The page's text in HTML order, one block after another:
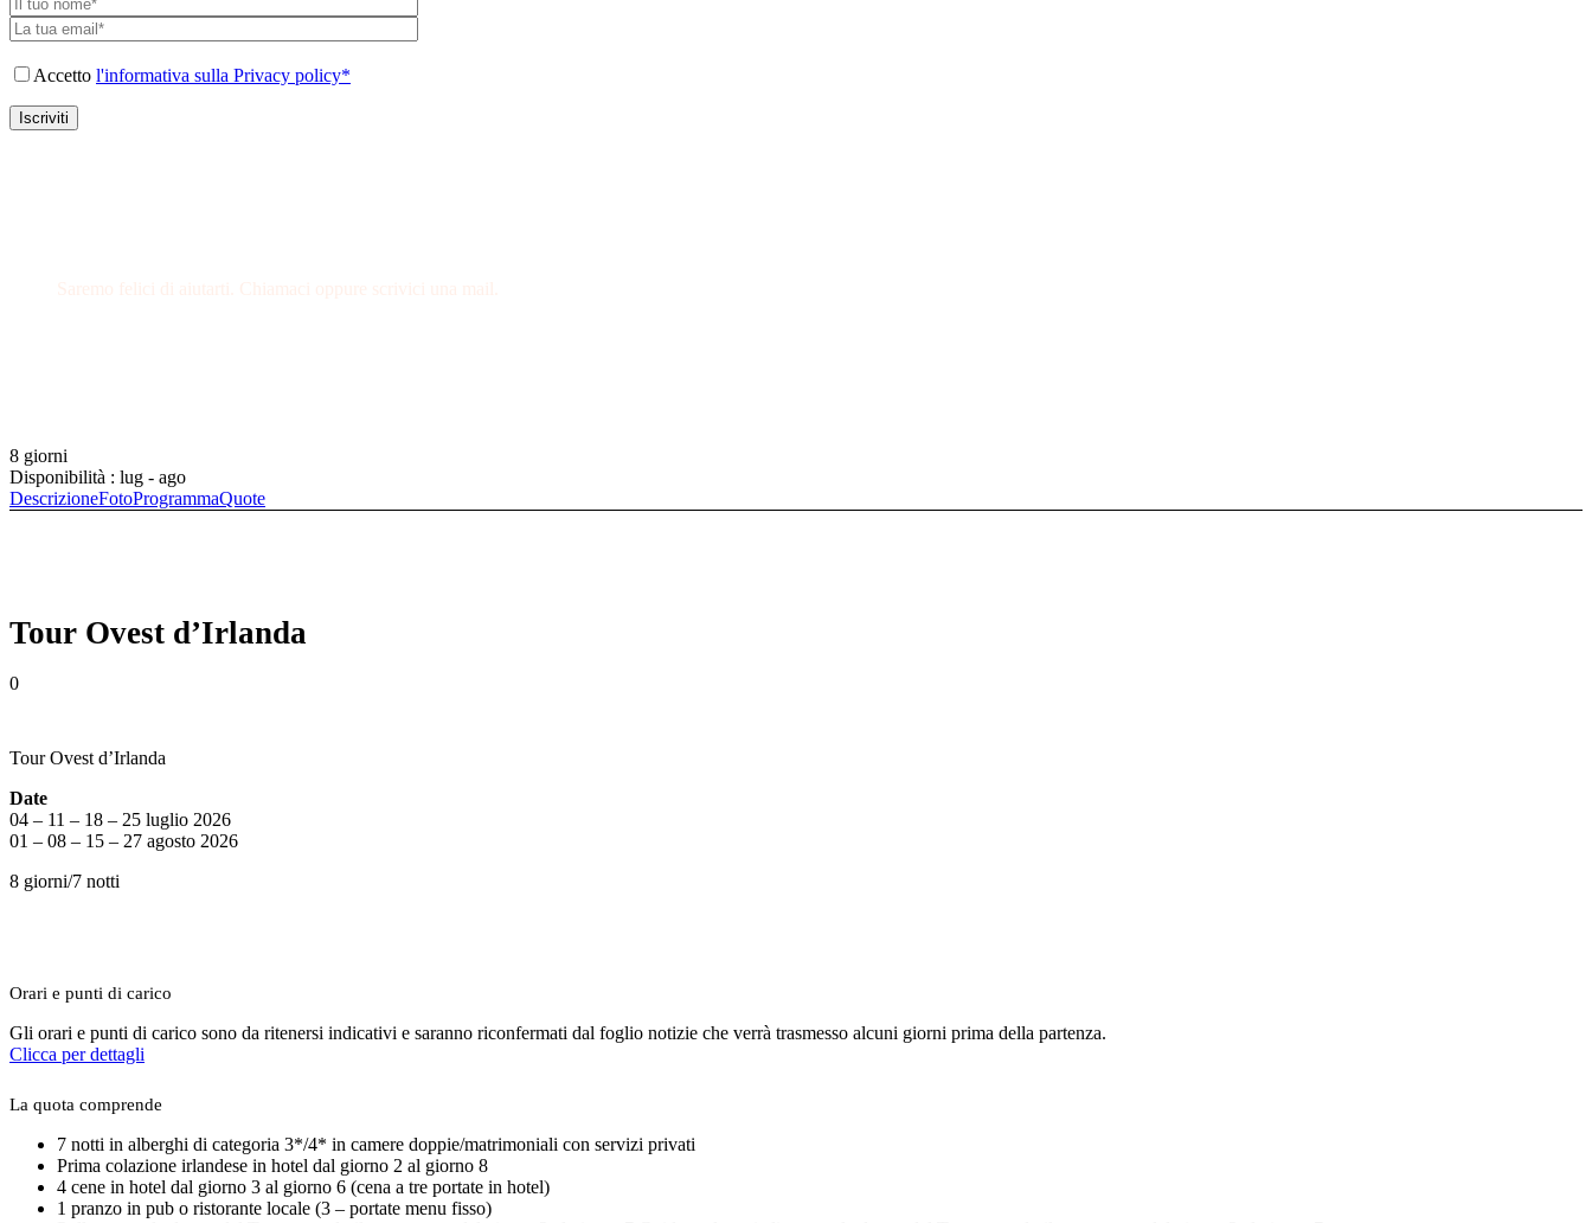
Accetto l'informativa sulla Privacy policy*
8 giorni
Disponibilità : lug - ago
DescrizioneFotoProgrammaQuote
Tour Ovest d’Irlanda
0
Tour Ovest d’Irlanda
Date
04 – 11 – 18 – 25 luglio 2026
01 – 08 – 15 – 27 agosto 2026
8 giorni/7 notti
Orari e punti di carico
Gli orari e punti di carico sono da ritenersi indicativi e saranno riconfermati dal foglio notizie che verrà trasmesso alcuni giorni prima della partenza.
Clicca per dettagli
La quota comprende
7 notti in alberghi di categoria 3*/4* in camere doppie/matrimoniali con servizi privati
Prima colazione irlandese in hotel dal giorno 2 al giorno 8
4 cene in hotel dal giorno 3 al giorno 6 (cena a tre portate in hotel)
1 pranzo in pub o ristorante locale (3 – portate menu fisso)